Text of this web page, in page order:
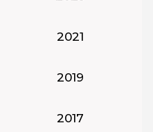
Rok
2021
Rok
2019
Rok
2017